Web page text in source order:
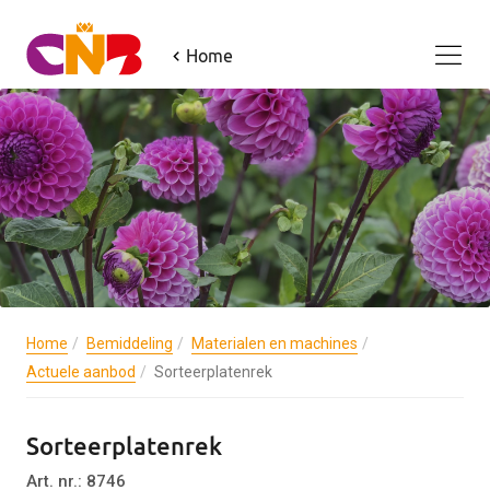
Home
Home Bemiddeling
Materialen en machines
Actuele aanbod
Sorteerplatenrek
Sorteerplatenrek
Art. nr.: 8746